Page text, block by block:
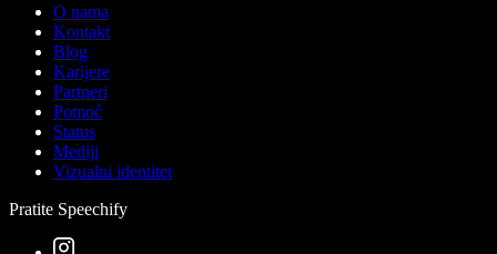
O nama
Kontakt
Blog
Karijere
Partneri
Pomoć
Status
Mediji
Vizualni identitet
Pratite Speechify